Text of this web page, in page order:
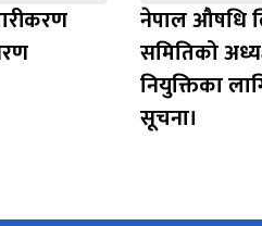
नेपाल औषधि
समितिको
नियुक्तिका
सूचना।